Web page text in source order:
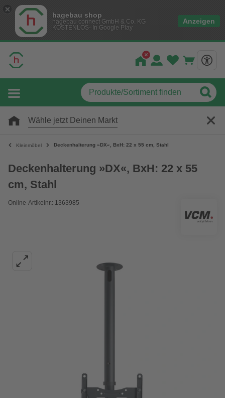
hagebau shop
hagebau connect GmbH & Co. KG
KOSTENLOS- In Google Play
Anzeigen
Wähle jetzt Deinen Markt
Kleinmöbel Deckenhalterung »DX«, BxH: 22 x 55 cm, Stahl
Deckenhalterung »DX«, BxH: 22 x 55
cm, Stahl
Online-Artikelnr.: 1363985